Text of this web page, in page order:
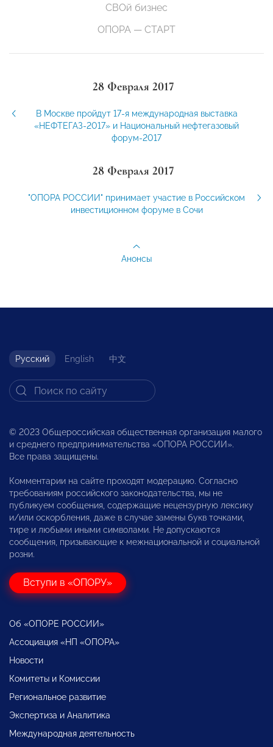
СВОй бизнес
ОПОРА — СТАРТ
28 Февраля 2017
В Москве пройдут 17-я международная выставка
«НЕФТЕГАЗ-2017» и Национальный нефтегазовый
форум-2017
28 Февраля 2017
"ОПОРА РОССИИ" принимает участие в Российском
инвестиционном форуме в Сочи
Анонсы
Русский English 中文
© 2023 Общероссийская общественная организация малого
и среднего предпринимательства «ОПОРА РОССИИ».
Все права защищены.
Комментарии на сайте проходят модерацию. Согласно
требованиям российского законодательства, мы не
публикуем сообщения, содержащие нецензурную лексику
и/или оскорбления, даже в случае замены букв точками,
тире и любыми иными символами. Не допускаются
сообщения, призывающие к межнациональной и социальной
розни.
Вступи в «ОПОРУ»
Об «ОПОРЕ РОССИИ»
Ассоциация «НП «ОПОРА»
Новости
Комитеты и Комиссии
Региональное развитие
Экспертиза и Аналитика
Международная деятельность